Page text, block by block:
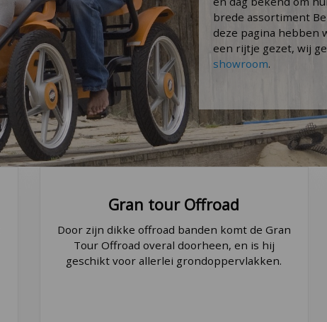
brede assortiment
deze pagina hebben
een rijtje gezet, wij
showroom.
Gran tour Offroad
Door zijn dikke offroad banden komt de Gran
Tour Offroad overal doorheen, en is hij
geschikt voor allerlei grondoppervlakken.